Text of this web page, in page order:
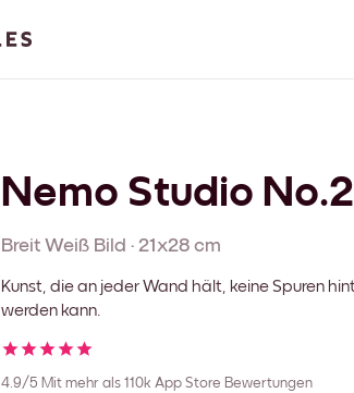
Nemo Studio No.2
Breit Weiß Bild · 21x28 cm
Kunst, die an jeder Wand hält, keine Spuren
werden kann.
4.9/5 Mit mehr als 110k App Store Bewertungen